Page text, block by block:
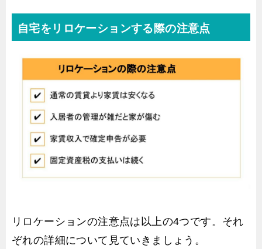
自宅をリロケーションする際の注意点
リロケーションの注意点は以上の4つです。それ
ぞれの詳細について見ていきましょう。